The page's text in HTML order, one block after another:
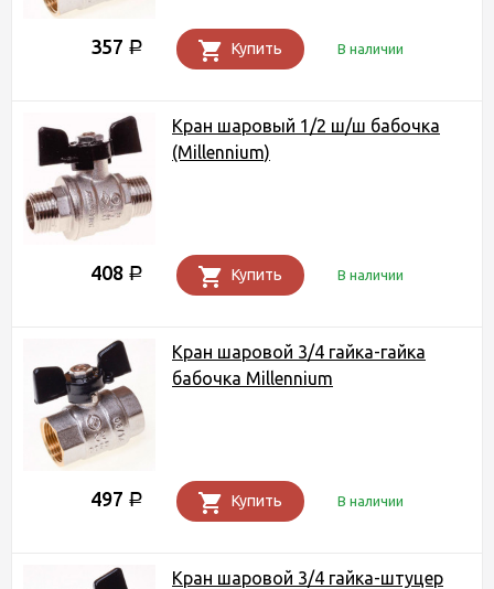
357 Р Купить В наличии
Кран шаровый 1/2 ш/ш бабочка
(Millennium)
408 Р Купить В наличии
Кран шаровой 3/4 гайка-гайка
бабочка Millennium
497 Р Купить В наличии
Кран шаровой 3/4 гайка-штуцер